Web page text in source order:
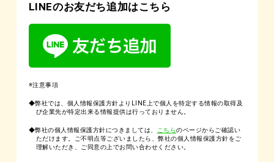
LINEのお友だち追加はこちら
※注意事項
◆弊社では、個人情報保護方針よりLINE上で個人を特定する情報の取得及
び企業先が特定出来る情報提供は行っておりません。
◆弊社の個人情報保護方針につきましては、 こちらのページからご確認い
ただけます。ご不明点等ございましたら、弊社の個人情報保護方針をご
理解いただき、ご同意の上でお問い合わせください。